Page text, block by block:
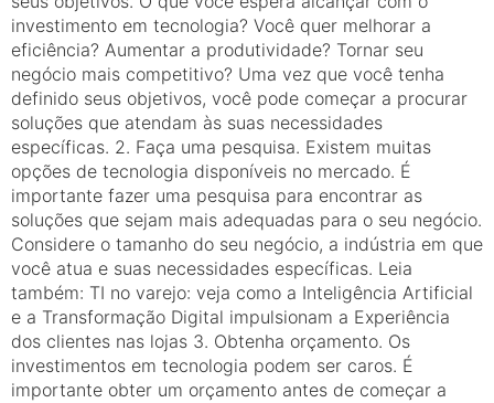
investimento em tecnologia? Você quer melhorar a
eficiência? Aumentar a produtividade? Tornar seu
negócio mais competitivo? Uma vez que você tenha
definido seus objetivos, você pode começar a procurar
soluções que atendam às suas necessidades
específicas. 2. Faça uma pesquisa. Existem muitas
opções de tecnologia disponíveis no mercado. É
importante fazer uma pesquisa para encontrar as
soluções que sejam mais adequadas para o seu negócio.
Considere o tamanho do seu negócio, a indústria em que
você atua e suas necessidades específicas. Leia
também: TI no varejo: veja como a Inteligência Artificial
e a Transformação Digital impulsionam a Experiência
dos clientes nas lojas 3. Obtenha orçamento. Os
investimentos em tecnologia podem ser caros. É
importante obter um orçamento antes de começar a